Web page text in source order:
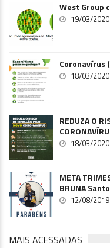
West Group
19/03/2020
Coronavírus
18/03/2020
REDUZA O
18/03/2020
META
BRUNA
12/08/2019
MAIS ACESSADAS